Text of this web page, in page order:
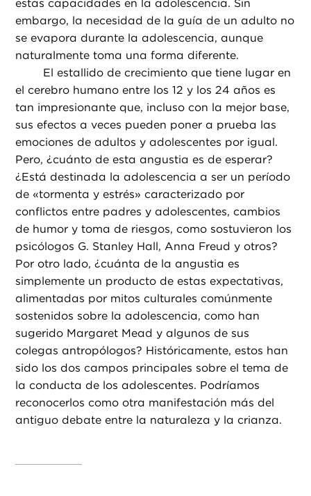
estas capacidades en la adolescencia. Sin
embargo, la necesidad de la guía de un adulto no
se evapora durante la adolescencia, aunque
naturalmente toma una forma diferente.
El estallido de crecimiento que tiene lugar en
el cerebro humano entre los 12 y los 24 años es
tan impresionante que, incluso con la mejor base,
sus efectos a veces pueden poner a prueba las
emociones de adultos y adolescentes por igual.
Pero, ¿cuánto de esta angustia es de esperar?
¿Está destinada la adolescencia a ser un período
de «tormenta y estrés» caracterizado por
conflictos entre padres y adolescentes, cambios
de humor y toma de riesgos, como sostuvieron los
psicólogos G. Stanley Hall, Anna Freud y otros?
Por otro lado, ¿cuánta de la angustia es
simplemente un producto de estas expectativas,
alimentadas por mitos culturales comúnmente
sostenidos sobre la adolescencia, como han
sugerido Margaret Mead y algunos de sus
colegas antropólogos? Históricamente, estos han
sido los dos campos principales sobre el tema de
la conducta de los adolescentes. Podríamos
reconocerlos como otra manifestación más del
antiguo debate entre la naturaleza y la crianza.